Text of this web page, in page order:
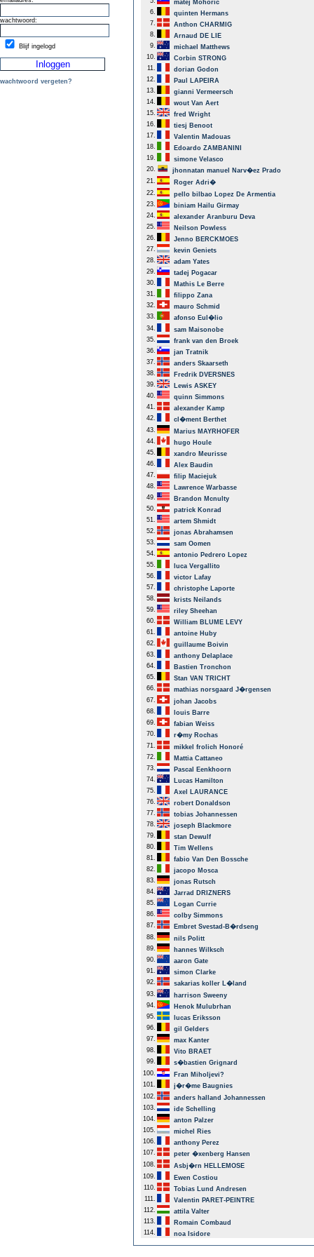
wachtwoord:
Blijf ingelogd
wachtwoord vergeten?
matej Mohoric
6.
quinten Hermans
7.
Anthon CHARMIG
8.
Arnaud DE LIE
9.
michael Matthews
10.
Corbin STRONG
11.
dorian Godon
12.
Paul LAPEIRA
13.
gianni Vermeersch
14.
wout Van Aert
15.
fred Wright
16.
tiesj Benoot
17.
Valentin Madouas
18.
Edoardo ZAMBANINI
19.
simone Velasco
20.
jhonnatan manuel Narv�ez Prado
21.
Roger Adri�
22.
pello bilbao Lopez De Armentia
23.
biniam Hailu Girmay
24.
alexander Aranburu Deva
25.
Neilson Powless
26.
Jenno BERCKMOES
27.
kevin Geniets
28.
adam Yates
29.
tadej Pogacar
30.
Mathis Le Berre
31.
filippo Zana
32.
mauro Schmid
33.
afonso Eul�lio
34.
sam Maisonobe
35.
frank van den Broek
36.
jan Tratnik
37.
anders Skaarseth
38.
Fredrik DVERSNES
39.
Lewis ASKEY
40.
quinn Simmons
41.
alexander Kamp
42.
cl�ment Berthet
43.
Marius MAYRHOFER
44.
hugo Houle
45.
xandro Meurisse
46.
Alex Baudin
47.
filip Maciejuk
48.
Lawrence Warbasse
49.
Brandon Mcnulty
50.
patrick Konrad
51.
artem Shmidt
52.
jonas Abrahamsen
53.
sam Oomen
54.
antonio Pedrero Lopez
55.
luca Vergallito
56.
victor Lafay
57.
christophe Laporte
58.
krists Neilands
59.
riley Sheehan
60.
William BLUME LEVY
61.
antoine Huby
62.
guillaume Boivin
63.
anthony Delaplace
64.
Bastien Tronchon
65.
Stan VAN TRICHT
66.
mathias norsgaard J�rgensen
67.
johan Jacobs
68.
louis Barre
69.
fabian Weiss
70.
r�my Rochas
71.
mikkel frolich Honoré
72.
Mattia Cattaneo
73.
Pascal Eenkhoorn
74.
Lucas Hamilton
75.
Axel LAURANCE
76.
robert Donaldson
77.
tobias Johannessen
78.
joseph Blackmore
79.
stan Dewulf
80.
Tim Wellens
81.
fabio Van Den Bossche
82.
jacopo Mosca
83.
jonas Rutsch
84.
Jarrad DRIZNERS
85.
Logan Currie
86.
colby Simmons
87.
Embret Svestad-B�rdseng
88.
nils Politt
89.
hannes Wilksch
90.
aaron Gate
91.
simon Clarke
92.
sakarias koller L�land
93.
harrison Sweeny
94.
Henok Mulubrhan
95.
lucas Eriksson
96.
gil Gelders
97.
max Kanter
98.
Vito BRAET
99.
s�bastien Grignard
100.
Fran Miholjevi?
101.
j�r�me Baugnies
102.
anders halland Johannessen
103.
ide Schelling
104.
anton Palzer
105.
michel Ries
106.
anthony Perez
107.
peter �xenberg Hansen
108.
Asbj�rn HELLEMOSE
109.
Ewen Costiou
110.
Tobias Lund Andresen
111.
Valentin PARET-PEINTRE
112.
attila Valter
113.
Romain Combaud
114.
noa Isidore